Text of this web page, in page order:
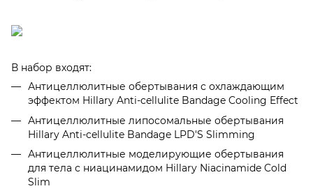
В набор входят:
Антицеллюлитные обертывания с охлаждающим
эффектом Hillary Anti-cellulite Bandage Cooling Effect
Антицеллюлитные липосомальные обертывания
Hillary Anti-cellulite Bandage LPD'S Slimming
Антицеллюлитные моделирующие обертывания
для тела с ниацинамидом Hillary Niacinamide Cold
Slim